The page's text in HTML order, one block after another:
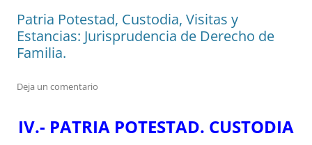
Patria Potestad, Custodia, Visitas y
Estancias: Jurisprudencia de Derecho de
Familia.
Deja un comentario
IV.- PATRIA POTESTAD. CUSTODIA